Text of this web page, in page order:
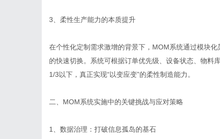
3、柔性生产能力的本质提升
在个性化定制需求激增的背景下，MOM系统通过模块
的快速切换。系统可根据订单优先级、设备状态、物料
1/3以下，真正实现“以变应变”的柔性制造能力。
二、MOM系统实施中的关键挑战与应对策略
1、数据治理：打破信息孤岛的基石